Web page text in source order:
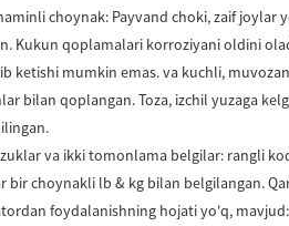
choynak: Payvand choki, zaif joylar
Kukun qoplamalari korroziyani oldini
ketishi mumkin emas. va kuchli,
bilan qoplangan. Toza, izchil yuzaga
va ikki tomonlama belgilar: rangli
bir choynakli lb & kg bilan belgilangan.
foydalanishning hojati yo'q, mavjud: